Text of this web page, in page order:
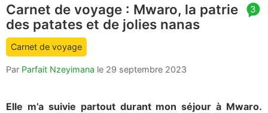
article
comment
count
3
Carnet de voyage : Mwaro, la patrie
des patates et de jolies nanas
Carnet de voyage
Par Parfait Nzeyimana le 29 septembre 2023
Elle m’a suivie partout durant mon séjour à Mwaro.